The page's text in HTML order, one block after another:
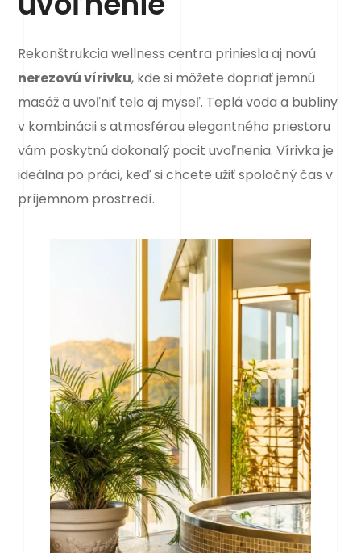
Rekonštrukcia wellness centra priniesla aj novú
nerezovú vírivku, kde si môžete dopriať jemnú
masáž a uvoľniť telo aj myseľ. Teplá voda a bubliny
v kombinácii s atmosférou elegantného priestoru
vám poskytnú dokonalý pocit uvoľnenia. Vírivka je
ideálna po práci, keď si chcete užiť spoločný čas v
príjemnom prostredí.